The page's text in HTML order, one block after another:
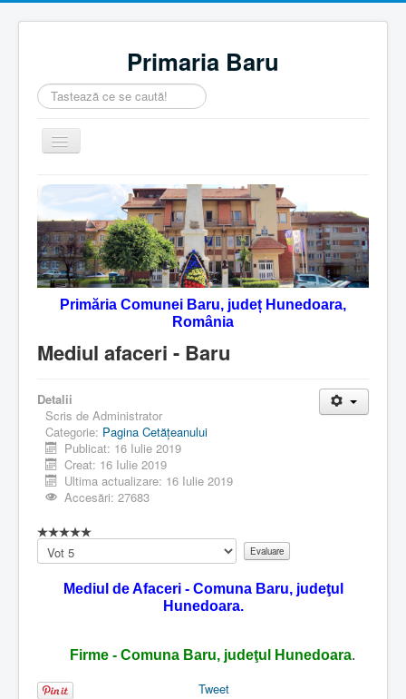
Primaria Baru
Căutare
...
Comută
navigarea
Home
Despre noi
Noutăţi
Contact
Servicii Online
Primăria Comunei Baru, județ Hunedoara,
România
Mediul afaceri - Baru
Detalii
Scris de Administrator
Categorie: Pagina Cetăţeanului
Publicat: 16 Iulie 2019
Creat: 16 Iulie 2019
Ultima actualizare: 16 Iulie 2019
Accesări: 27683
Vă
rugăm
evaluațiMediul de Afaceri - Comuna Baru, judeţul
Hunedoara.
Firme - Comuna Baru, judeţul Hunedoara.
Tweet